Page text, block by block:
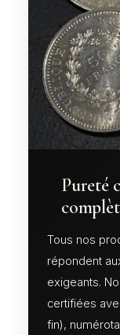
Pureté
Tous nos
répondent
exigeants.
certifiées
fin),